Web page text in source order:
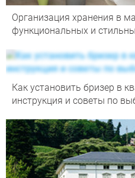
Организация хранения в
функциональных и
Как установить бризер в
инструкция и советы по